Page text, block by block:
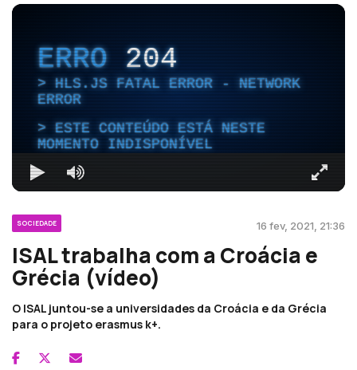
ERRO204
HLS.JS FATAL ERROR - NETWORK
ERROR
ESTE CONTEÚDO ESTÁ NESTE
MOMENTO INDISPONÍVEL
SOCIEDADE 16 fev, 2021, 21:36
ISAL trabalha com a Croácia e
Grécia (vídeo)
O ISAL juntou-se a universidades da Croácia e da Grécia
para o projeto erasmus k+.